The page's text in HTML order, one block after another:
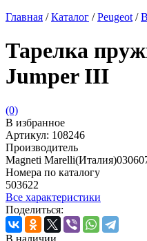
Главная / Каталог / Peugeot /
Тарелка
Jumper III
(0)
В избранное
Артикул: 108246
Производитель
Magneti
Номера по каталогу
503622
Все характеристики
Поделиться:
В наличии